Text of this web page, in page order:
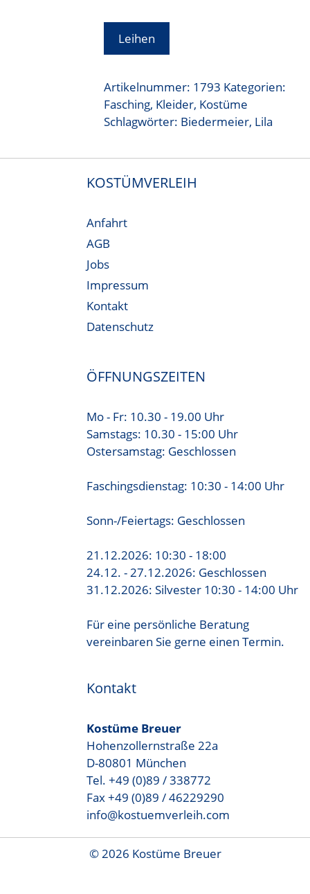
Leihen
Artikelnummer: 1793 Kategorien:
Fasching, Kleider, Kostüme
Schlagwörter: Biedermeier, Lila
KOSTÜMVERLEIH
Anfahrt
AGB
Jobs
Impressum
Kontakt
Datenschutz
ÖFFNUNGSZEITEN
Mo - Fr: 10.30 - 19.00 Uhr
Samstags: 10.30 - 15:00 Uhr
Ostersamstag: Geschlossen
Faschingsdienstag: 10:30 - 14:00 Uhr
Sonn-/Feiertags: Geschlossen
21.12.2026: 10:30 - 18:00
24.12. - 27.12.2026: Geschlossen
31.12.2026: Silvester 10:30 - 14:00 Uhr
Für eine persönliche Beratung
vereinbaren Sie gerne einen Termin.
Kontakt
Kostüme Breuer
Hohenzollernstraße 22a
D-80801 München
Tel. +49 (0)89 / 338772
Fax +49 (0)89 / 46229290
info@kostuemverleih.com
© 2026 Kostüme Breuer